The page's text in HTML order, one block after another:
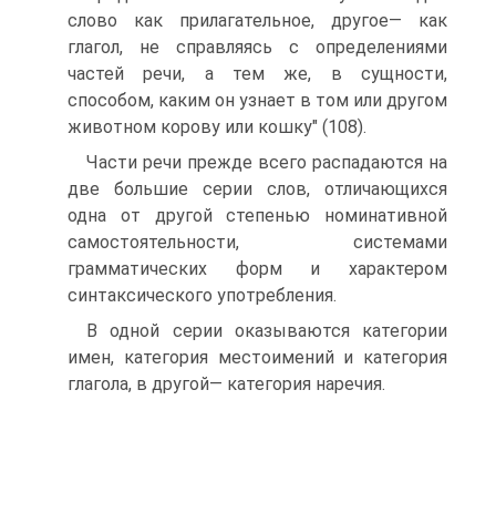
слово как прилагательное, другое— как
глагол, не справляясь с определениями
частей речи, а тем же, в сущности,
способом, каким он узнает в том или другом
животном корову или кошку" (108).
Части речи прежде всего распадаются на
две большие серии слов, отличающихся
одна от другой степенью номинативной
самостоятельности, системами
грамматических форм и характером
синтаксического употребления.
В одной серии оказываются категории
имен, категория местоимений и категория
глагола, в другой— категория наречия.